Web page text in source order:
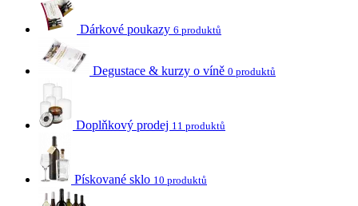
Dárkové poukazy 6 produktů
Degustace & kurzy o víně 0 produktů
Doplňkový prodej 11 produktů
Pískované sklo 10 produktů